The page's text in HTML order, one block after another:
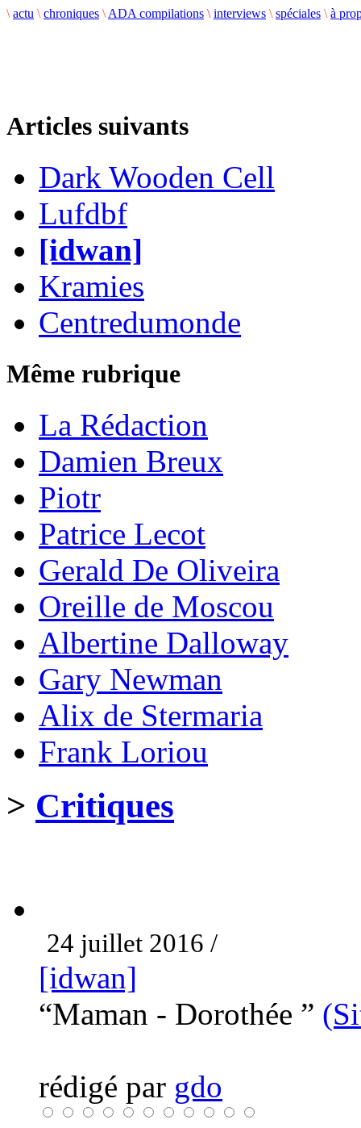
\ actu \ chroniques \ ADA compilations \ interviews \ spéciales \ à
Articles suivants
Dark Wooden Cell
Lufdbf
[idwan]
Kramies
Centredumonde
Même rubrique
La Rédaction
Damien Breux
Piotr
Patrice Lecot
Gerald De Oliveira
Oreille de Moscou
Albertine Dalloway
Gary Newman
Alix de Stermaria
Frank Loriou
> Critiques
24 juillet 2016 /
[idwan]
“Maman - Dorothée ”
rédigé par gdo